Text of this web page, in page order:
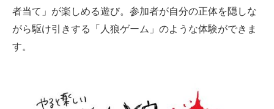
進化するPCとデバイスの未来
AI活用のいまが分かる
者当て」が楽しめる遊び。参加者が自分の正体を隠しな
がら駆け引きする「人狼ゲーム」のような体験ができま
す。